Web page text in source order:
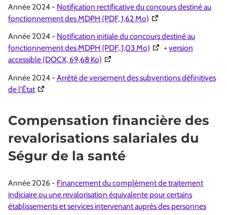
Année 2024 - Notification rectificative du concours destiné au
fonctionnement des MDPH (PDF, 1,62 Mo) (Ouverture dans une
Année 2024 - Notification initiale du concours destiné au
fonctionnement des MDPH (PDF, 1,03 Mo) (Ouverture dans une
+version
accessible (DOCX, 69,68 Ko) (Ouverture dans une nouvelle
Année 2024 - Arrêté de versement des subventions définitives
de l’État(Ouverture dans une nouvelle fenêtre)
Compensation financière des
revalorisations salariales du
Ségur de la santé
Année 2026 - Financement du complément de traitement
indiciaire ou une revalorisation équivalente pour certains
établissements et services intervenant auprès des personnes